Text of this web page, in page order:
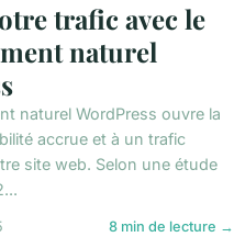
trafic avec le
naturel
naturel WordPress ouvre la
accrue et à un trafic
site web. Selon une étude
8 min de lecture →